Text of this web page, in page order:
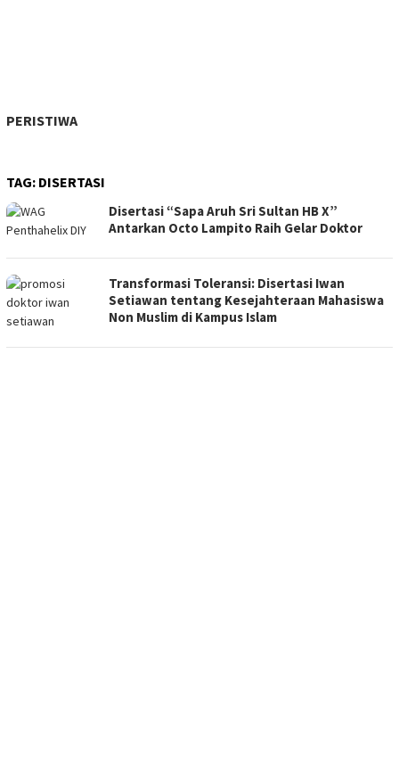
PERISTIWA
TAG: DISERTASI
Disertasi “Sapa Aruh Sri Sultan HB X”
Antarkan Octo Lampito Raih Gelar Doktor
Transformasi Toleransi: Disertasi Iwan
Setiawan tentang Kesejahteraan Mahasiswa
Non Muslim di Kampus Islam